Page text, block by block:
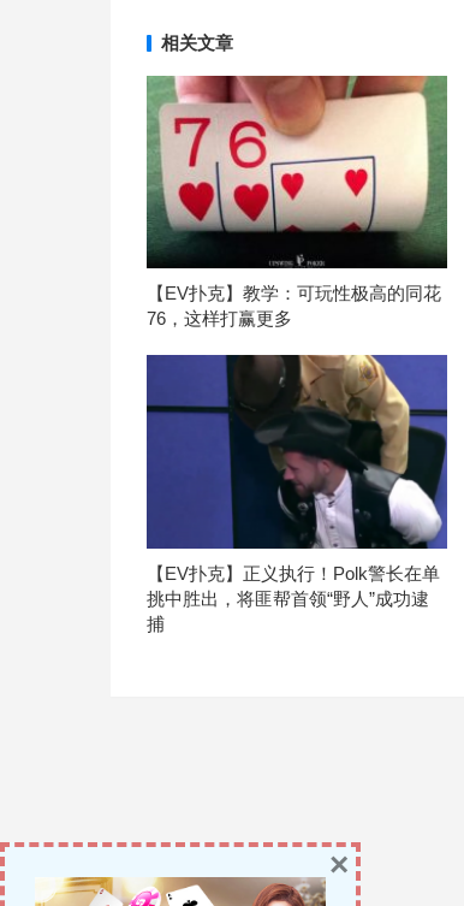
相关文章
【EV扑克】教学：可玩性极高的同花
76，这样打赢更多
【EV扑克】正义执行！Polk警长在单
挑中胜出，将匪帮首领“野人”成功逮
捕
×